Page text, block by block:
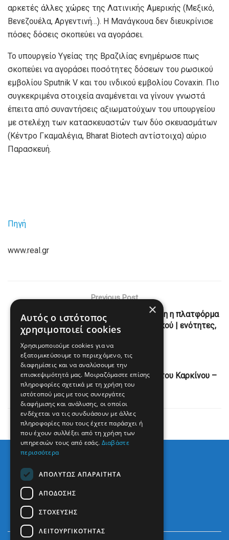
αρκετές άλλες χώρες της Λατινικής Αμερικής (Μεξικό,
Βενεζουέλα, Αργεντινή…). Η Μανάγκουα δεν διευκρίνισε
πόσες δόσεις σκοπεύει να αγοράσει.
Το υπουργείο Υγείας της Βραζιλίας ενημέρωσε πως
σκοπεύει να αγοράσει ποσότητες δόσεων του ρωσικού
εμβολίου Sputnik V και του ινδικού εμβολίου Covaxin. Πιο
συγκεκριμένα στοιχεία αναμένεται να γίνουν γνωστά
έπειτα από συναντήσεις αξιωματούχων του υπουργείου
με στελέχη των κατασκευαστών των δύο σκευασμάτων
(Κέντρο Γκαμαλέγια, Bharat Biotech αντίστοιχα) αύριο
Παρασκευή.
Πηγή
www.real.gr
Previous Post
Βορίδης: Μέσα στο δεκαπενθήμερο έτοιμη η πλατφόρμα
για τους Έλληνες εκλογείς του εξωτερικού | ενότητες,
Next Post
4 Φεβρουαρίου: Παγκόσμια Ημέρα κατά του Καρκίνου –
On Preveza News
×
Αυτός ο ιστότοπος
χρησιμοποιεί cookies
Χρησιμοποιούμε cookies για να
εξατομικεύσουμε το περιεχόμενο, τις
διαφημίσεις και να αναλύσουμε την
επισκεψιμότητά μας. Μοιραζόμαστε επίσης
πληροφορίες σχετικά με τη χρήση του
ιστότοπού μας με τους συνεργάτες
διαφήμισης και ανάλυσης, οι οποίοι
ενδέχεται να τις συνδυάσουν με άλλες
πληροφορίες που τους έχετε παράσχει ή
που έχουν συλλέξει από τη χρήση των
υπηρεσιών τους από εσάς. Διαβάστε
περισσότερα
ΑΠΟΛΎΤΩΣ ΑΠΑΡΑΊΤΗΤΑ
ΑΠΌΔΟΣΗΣ
ΣΤΌΧΕΥΣΗΣ
ΛΕΙΤΟΥΡΓΙΚΌΤΗΤΑΣ